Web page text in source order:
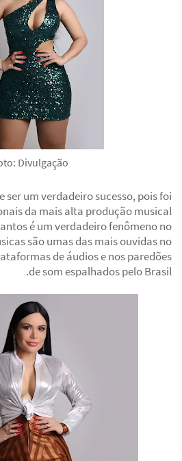
Divulgação
ser um verdadeiro sucesso, pois foi
da mais alta produção musical
é um verdadeiro fenômeno no
são umas das mais ouvidas no
de áudios e nos paredões
de som espalhados pelo Brasil.